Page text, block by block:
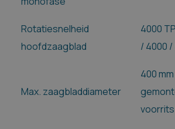
Rotatiesnelheid
hoofdzaagblad
4000
/ 4000 /
Max. zaagbladdiameter
400